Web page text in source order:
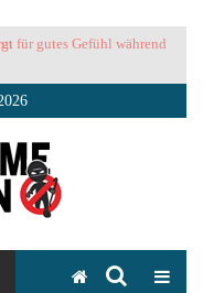
für gutes Gefühl während